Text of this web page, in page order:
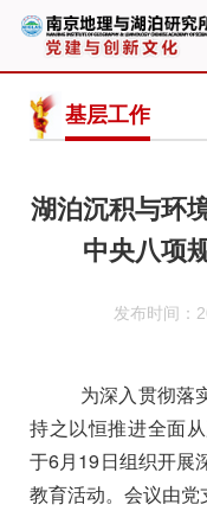
基层工作
湖泊沉积与环
中央八项
发布时间：
为深入贯彻落
持之以恒推进全面
于6月19日组织开展
教育活动。 会议由党